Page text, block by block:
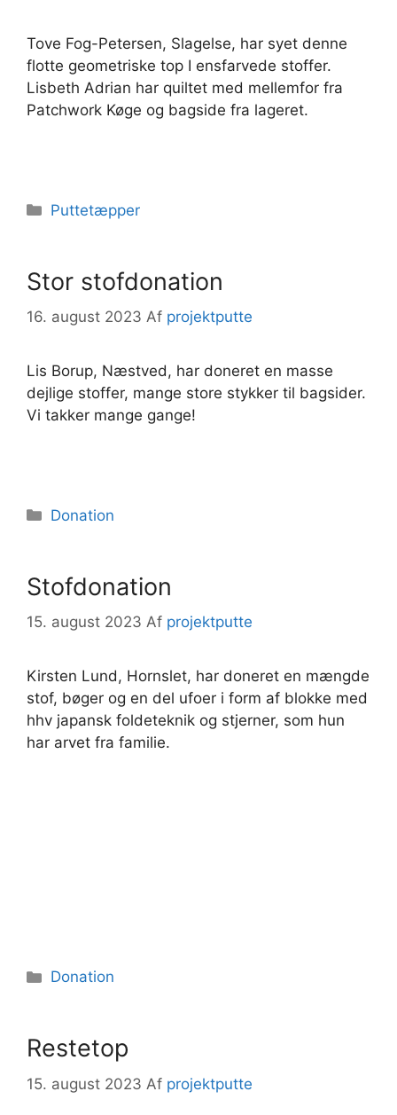
Tove Fog-Petersen, Slagelse, har syet denne
flotte geometriske top I ensfarvede stoffer.
Lisbeth Adrian har quiltet med mellemfor fra
Patchwork Køge og bagside fra lageret.
Kategorier
Puttetæpper
Stor stofdonation
16. august 2023 Af projektputte
Lis Borup, Næstved, har doneret en masse
dejlige stoffer, mange store stykker til bagsider.
Vi takker mange gange!
Kategorier
Donation
Stofdonation
15. august 2023 Af projektputte
Kirsten Lund, Hornslet, har doneret en mængde
stof, bøger og en del ufoer i form af blokke med
hhv japansk foldeteknik og stjerner, som hun
har arvet fra familie.
Kategorier
Donation
Restetop
15. august 2023 Af projektputte